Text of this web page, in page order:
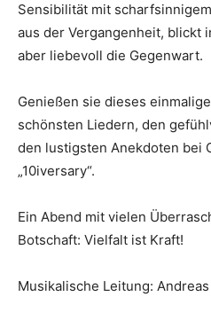
Sensibilität mit
aus der Vergangenheit, blickt
aber liebevoll die Gegenwart.
Genießen sie dieses
schönsten Liedern, den
den lustigsten Anekdoten bei
„10iversary“.
Ein Abend mit vielen
Botschaft: Vielfalt ist Kraft!
Musikalische Leitung: